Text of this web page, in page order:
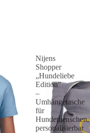
Nijens
Shopper
„Hundeliebe
Edition"
–
Umhängetasche
für
Hundemenschen,
personalisierbar